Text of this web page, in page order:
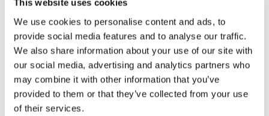
This website uses cookies
We use cookies to personalise content and ads, to
provide social media features and to analyse our traffic.
We also share information about your use of our site with
our social media, advertising and analytics partners who
may combine it with other information that you’ve
provided to them or that they’ve collected from your use
of their services.
otros en diálogo con las armas depuestas. En
cambio, otrosacusaron a la multitud
indefensacomo sucedió hace dos días delante
de laCasa Blancapara permitir que el
presidente Trump llegara a la iglesia Episcopal
de San Juan, averiada la noche del 31 de
mayo, para una foto ritual con la biblia en la